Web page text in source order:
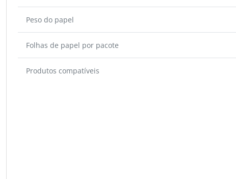
Peso do papel
Folhas de papel por pacote
Produtos compatíveis